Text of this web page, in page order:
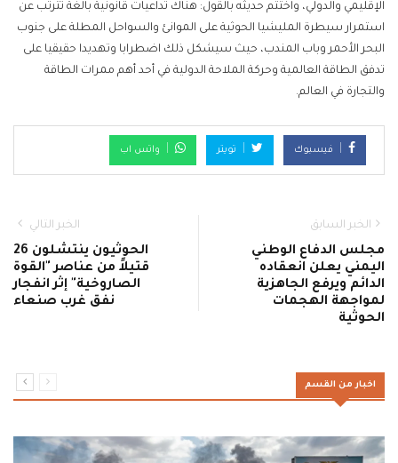
الإقليمي والدولي، واختتم حديثه بالقول: هناك تداعيات قانونية بالغة تترتب عن
استمرار سيطرة المليشيا الحوثية على الموانئ والسواحل المطلة على جنوب
البحر الأحمر وباب المندب، حيث سيشكل ذلك اضطرابا وتهديدا حقيقيا على
تدفق الطاقة العالمية وحركة الملاحة الدولية في أحد أهم ممرات الطاقة
والتجارة في العالم.
فيسبوك تويتر واتس اب
الخبر السابق
مجلس الدفاع الوطني
اليمني يعلن انعقاده
الدائم ويرفع الجاهزية
لمواجهة الهجمات
الحوثية
الخبر التالي
الحوثيون ينتشلون 26
قتيلاً من عناصر "القوة
الصاروخية" إثر انفجار
نفق غرب صنعاء
اخبار من القسم